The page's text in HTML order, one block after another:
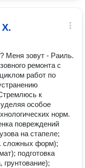
Х.
Меня зовут - Раиль.
ремонта с
работ по
к
особое
норм.
повреждений
на стапеле;
сложных форм);
подготовка